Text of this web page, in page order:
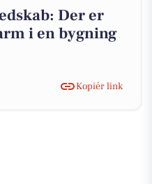
Der er
i en bygning
Kopiér link